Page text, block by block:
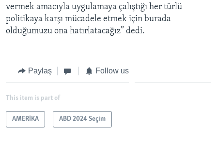
vermek amacıyla uygulamaya çalıştığı her türlü
politikaya karşı mücadele etmek için burada
olduğumuzu ona hatırlatacağız” dedi.
Paylaş Follow us
This item is part of
AMERİKA ABD 2024 Seçim